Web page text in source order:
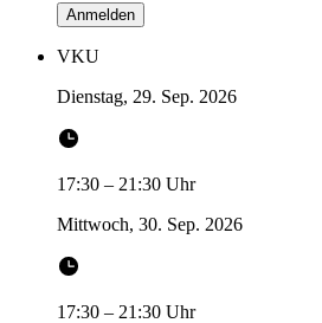
Anmelden
VKU
Dienstag, 29. Sep. 2026
17:30 – 21:30 Uhr
Mittwoch, 30. Sep. 2026
17:30 – 21:30 Uhr